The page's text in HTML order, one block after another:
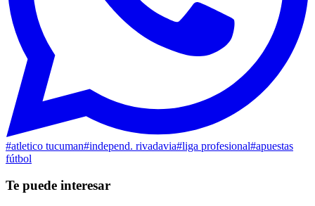
#atletico tucuman#independ. rivadavia#liga profesional#apuestas
fútbol
Te puede interesar